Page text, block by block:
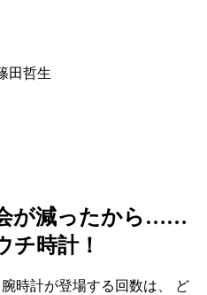
田哲生
が減ったから……
チ時計！
時計が登場する回数は、 ど